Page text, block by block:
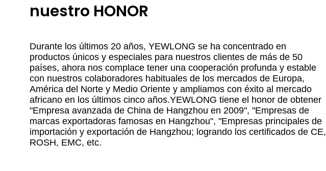
nuestro HONOR
Durante los últimos 20 años, YEWLONG se ha concentrado en
productos únicos y especiales para nuestros clientes de más de 50
países, ahora nos complace tener una cooperación profunda y estable
con nuestros colaboradores habituales de los mercados de Europa,
América del Norte y Medio Oriente y ampliamos con éxito al mercado
africano en los últimos cinco años.YEWLONG tiene el honor de obtener
"Empresa avanzada de China de Hangzhou en 2009", "Empresas de
marcas exportadoras famosas en Hangzhou", "Empresas principales de
importación y exportación de Hangzhou; logrando los certificados de CE,
ROSH, EMC, etc.